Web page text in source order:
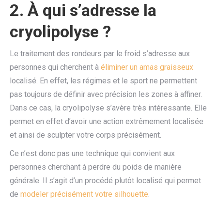
2. À qui s’adresse la
cryolipolyse ?
Le traitement des rondeurs par le froid s’adresse aux
personnes qui cherchent à éliminer un amas graisseux
localisé. En effet, les régimes et le sport ne permettent
pas toujours de définir avec précision les zones à affiner.
Dans ce cas, la cryolipolyse s’avère très intéressante. Elle
permet en effet d’avoir une action extrêmement localisée
et ainsi de sculpter votre corps précisément.
Ce n’est donc pas une technique qui convient aux
personnes cherchant à perdre du poids de manière
générale. Il s’agit d’un procédé plutôt localisé qui permet
de modeler précisément votre silhouette.